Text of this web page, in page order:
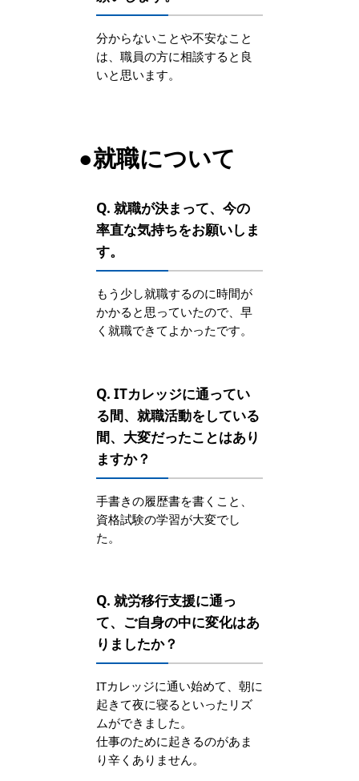
分からないことや不安なこと
は、職員の方に相談すると良
いと思います。
●就職について
Q. 就職が決まって、今の
率直な気持ちをお願いしま
す。
もう少し就職するのに時間が
かかると思っていたので、早
く就職できてよかったです。
Q. ITカレッジに通ってい
る間、就職活動をしている
間、大変だったことはあり
ますか？
手書きの履歴書を書くこと、
資格試験の学習が大変でし
た。
Q. 就労移行支援に通っ
て、ご自身の中に変化はあ
りましたか？
ITカレッジに通い始めて、朝に
起きて夜に寝るといったリズ
ムができました。
仕事のために起きるのがあま
り辛くありません。